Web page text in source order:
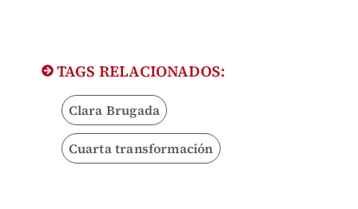
TAGS RELACIONADOS:
Clara Brugada
Cuarta transformación